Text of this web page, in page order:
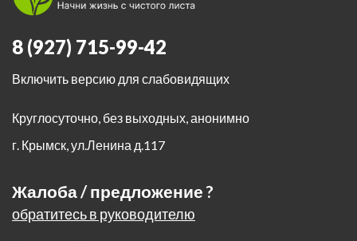
8 (927) 715-99-42
Включить версию для слабовидящих
Круглосуточно, без выходных, анонимно
г. Крымск,ул.Ленина д.117
Жалоба / предложение ?
обратитесь в руководителю